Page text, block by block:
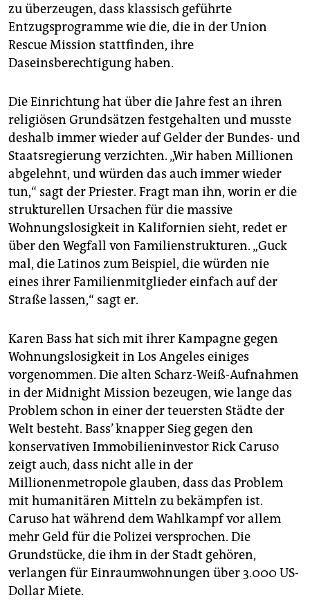
zu überzeugen, dass klassisch geführte
Entzugsprogramme wie die, die in der Union
Rescue Mission stattfinden, ihre
Daseinsberechtigung haben.
Die Einrichtung hat über die Jahre fest an ihren
religiösen Grundsätzen festgehalten und musste
deshalb immer wieder auf Gelder der Bundes- und
Staatsregierung verzichten. „Wir haben Millionen
abgelehnt, und würden das auch immer wieder
tun,“ sagt der Priester. Fragt man ihn, worin er die
strukturellen Ursachen für die massive
Wohnungslosigkeit in Kalifornien sieht, redet er
über den Wegfall von Familienstrukturen. „Guck
mal, die Latinos zum Beispiel, die würden nie
eines ihrer Familienmitglieder einfach auf der
Straße lassen,“ sagt er.
Karen Bass hat sich mit ihrer Kampagne gegen
Wohnungslosigkeit in Los Angeles einiges
vorgenommen. Die alten Scharz-Weiß-Aufnahmen
in der Midnight Mission bezeugen, wie lange das
Problem schon in einer der teuersten Städte der
Welt besteht. Bass’ knapper Sieg gegen den
konservativen Immobilieninvestor Rick Caruso
zeigt auch, dass nicht alle in der
Millionenmetropole glauben, dass das Problem
mit humanitären Mitteln zu bekämpfen ist.
Caruso hat während dem Wahlkampf vor allem
mehr Geld für die Polizei versprochen. Die
Grundstücke, die ihm in der Stadt gehören,
verlangen für Einraumwohnungen über 3.000 US-
Dollar Miete.